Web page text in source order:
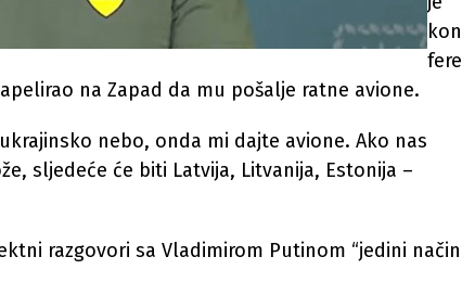
kon
fere
na Zapad da mu pošalje ratne avione.
nebo, onda mi dajte avione. Ako nas
sljedeće će biti Latvija, Litvanija, Estonija –
razgovori sa Vladimirom Putinom “jedini način